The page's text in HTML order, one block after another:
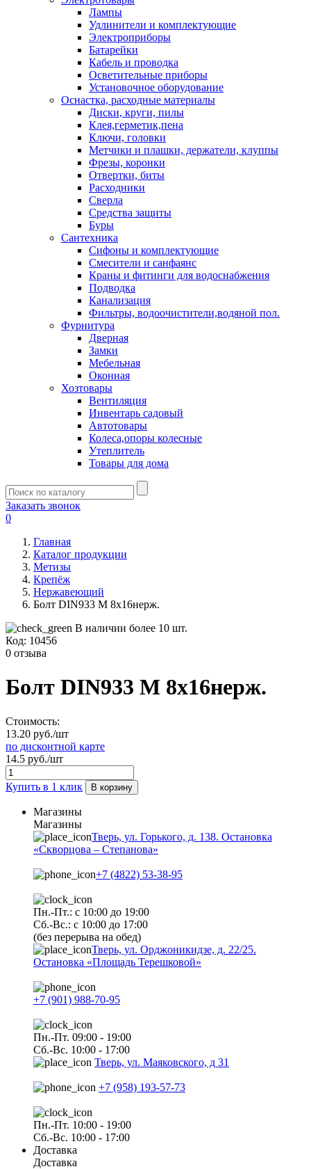
Лампы
Удлинители и комплектующие
Электроприборы
Батарейки
Кабель и проводка
Осветительные приборы
Установочное оборудование
Оснастка, расходные материалы
Диски, круги, пилы
Клея,герметик,пена
Ключи, головки
Метчики и плашки, держатели, клуппы
Фрезы, коронки
Отвертки, биты
Расходники
Сверла
Средства защиты
Буры
Сантехника
Сифоны и комплектующие
Смесители и санфаянс
Краны и фитинги для водоснабжения
Подводка
Канализация
Фильтры, водоочистители,водяной пол.
Фурнитура
Дверная
Замки
Мебельная
Оконная
Хозтовары
Вентиляция
Инвентарь садовый
Автотовары
Колеса,опоры колесные
Утеплитель
Товары для дома
Заказать звонок
0
Главная
Каталог продукции
Метизы
Крепёж
Нержавеющий
Болт DIN933 М 8х16нерж.
В наличии более 10 шт.
Код: 10456
0 отзыва
Болт DIN933 М 8х16нерж.
Стоимость:
13.20 руб./шт
по дисконтной карте
14.5 руб./шт
Купить в 1 клик В корзину
Магазины
Магазины
Тверь, ул. Горького, д. 138. Остановка
«Скворцова – Степанова»
+7 (4822) 53-38-95
Пн.-Пт.: с 10:00 до 19:00
Сб.-Вс.: с 10:00 до 17:00
(без перерыва на обед)
Тверь, ул. Орджоникидзе, д. 22/25.
Остановка «Площадь Терешковой»
+7 (901) 988-70-95
Пн.-Пт. 09:00 - 19:00
Сб.-Вс. 10:00 - 17:00
Тверь, ул. Маяковского, д 31
+7 (958) 193-57-73
Пн.-Пт. 10:00 - 19:00
Сб.-Вс. 10:00 - 17:00
Доставка
Доставка